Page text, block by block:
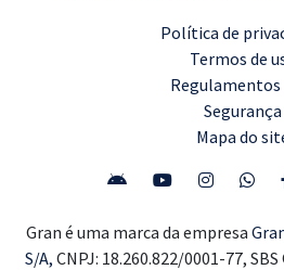
Política de
Termos de
Regulamentos
Segurança
Mapa do
Gran é uma marca da empresa
S/A, CNPJ: 18.260.822/0001-77,